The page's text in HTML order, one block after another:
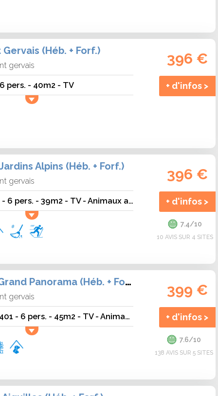
(Héb. + Forf.)
gervais
pers. - 40m2 - TV
396 €
+ d'infos >
Alpins (Héb. + Forf.)
gervais
Jardins Alpins B03 - 6 pers. - 39m2 - TV - Animaux admis
396 €
+ d'infos >
7.4/10
10 AVIS SUR 4 SITES
Résidence Le Grand Panorama (Héb. + Forf.)
gervais
Grand Panorama 401 - 6 pers. - 45m2 - TV - Animaux admis
399 €
+ d'infos >
7.6/10
138 AVIS SUR 5 SITES